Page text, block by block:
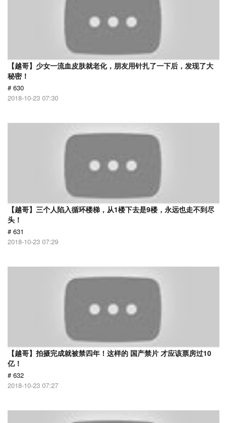
【越哥】少女一流血皮肤就老化，朋友用针扎了一下后，发现了大
秘密！
# 630
2018-10-23 07:30
【越哥】三个人陷入循环楼梯，从1楼下去是9楼，永远也走不到尽
头！
# 631
2018-10-23 07:29
【越哥】拍摄完成就被禁四年！这样的 国产禁片 才应该票房过10
亿！
# 632
2018-10-23 07:27